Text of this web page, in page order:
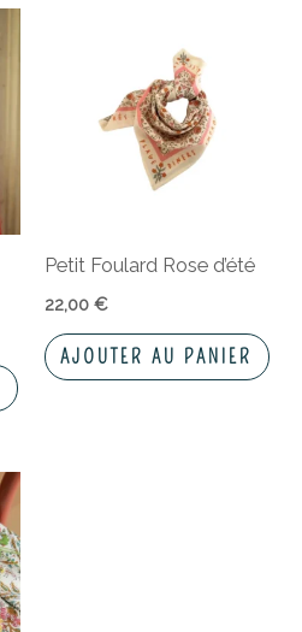
Petit Foulard Rose d’été
22,00 €
AJOUTER AU PANIER